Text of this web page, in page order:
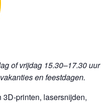
of vrijdag 15.30–17.30 uur
en feestdagen.
printen, lasersnijden,